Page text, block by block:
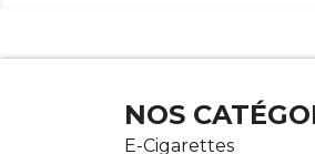
NOS
E-Cigarettes